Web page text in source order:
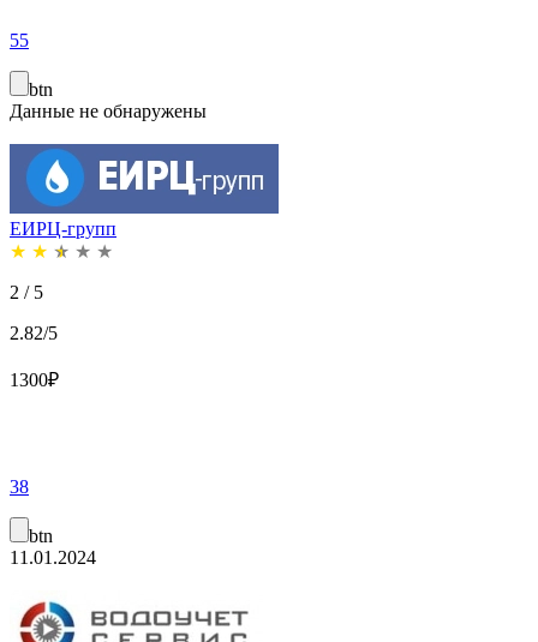
55
btn
Данные не обнаружены
ЕИРЦ-групп
★ ★ ★ ★ ★
2 / 5
2.82/5
1300₽
38
btn
11.01.2024